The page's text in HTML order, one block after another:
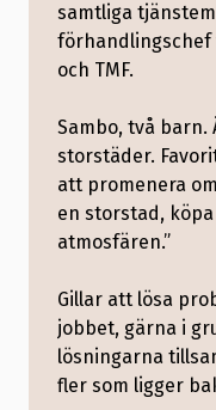
samtliga
förhandlingschef
och TMF.
Sambo, två
storstäder.
att promenera
en storstad,
atmosfären.”
Gillar att lösa
jobbet, gärna i
lösningarna
fler som ligger